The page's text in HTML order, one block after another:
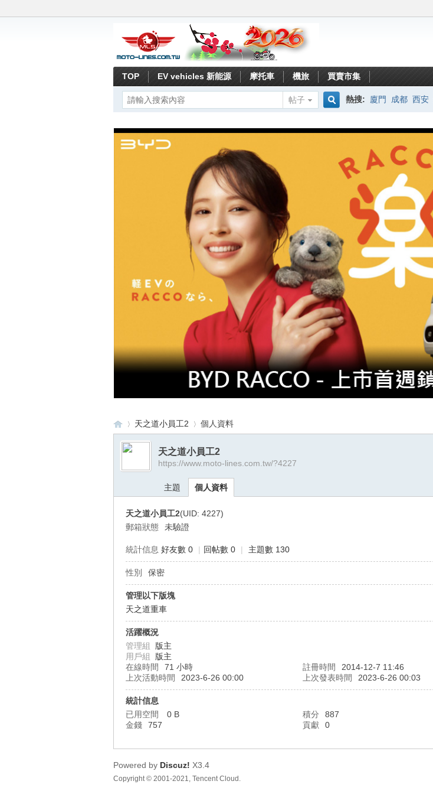
TOP EV vehicles 新能源 摩托車 機旅 買賣市集
帖子
熱搜: 廈門 成都 西安
›
天之道小員工2 個人資料
天之道小員工2
https://www.moto-lines.com.tw/?4227
主題 個人資料
天之道小員工2(UID: 4227)
郵箱狀態
未驗證
統計信息 好友數 0 | 回帖數 0 | 主題數 130
性別 保密
管理以下版塊
天之道重車
活躍概況
管理組 版主
用戶組 版主
在線時間
71 小時 註冊時間 2014-12-7 11:46
上次活動時間
2023-6-26 00:00 上次發表時間 2023-6-26 00:03
統計信息
已用空間
0 B 積分 887
金錢
757 貢獻 0
Powered by Discuz! X3.4
Copyright © 2001-2021, Tencent Cloud.